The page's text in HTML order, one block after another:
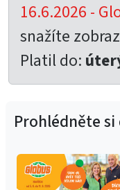
16.6.2026 -
snažíte
Platil do:
Prohlédněte